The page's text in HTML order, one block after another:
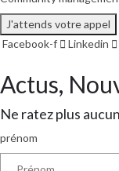
J'attends votre appel
Facebook-f
Linkedin
Actus,
Ne ratez plus
prénom